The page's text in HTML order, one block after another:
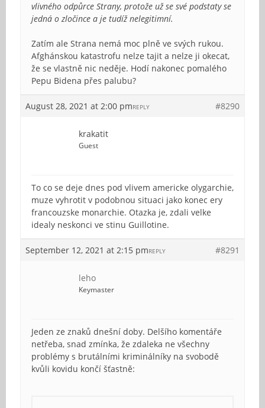
vlivného odpůrce Strany, protože už se své podstaty se
jedná o zločince a je tudíž nelegitimní.
Zatím ale Strana nemá moc plně ve svých rukou.
Afghánskou katastrofu nelze tajit a nelze ji okecat,
že se vlastně nic neděje. Hodí nakonec pomalého
Pepu Bidena přes palubu?
August 28, 2021 at 2:00 pm #8290
REPLY
krakatit
Guest
To co se deje dnes pod vlivem americke olygarchie,
muze vyhrotit v podobnou situaci jako konec ery
francouzske monarchie. Otazka je, zdali velke
idealy neskonci ve stinu Guillotine.
September 12, 2021 at 2:15 pm #8291
REPLY
leho
Keymaster
Jeden ze znaků dnešní doby. Delšího komentáře
netřeba, snad zmínka, že zdaleka ne všechny
problémy s brutálními kriminálníky na svobodě
kvůli kovidu končí šťastně: